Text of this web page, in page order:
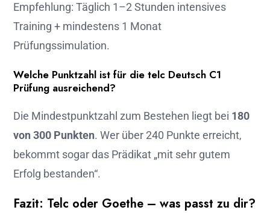
Empfehlung: Täglich 1–2 Stunden intensives
Training + mindestens 1 Monat
Prüfungssimulation.
Welche Punktzahl ist für die telc Deutsch C1
Prüfung ausreichend?
Die Mindestpunktzahl zum Bestehen liegt bei 180
von 300 Punkten. Wer über 240 Punkte erreicht,
bekommt sogar das Prädikat „mit sehr gutem
Erfolg bestanden“.
Fazit: Telc oder Goethe – was passt zu dir?